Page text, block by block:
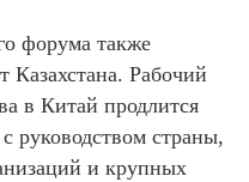
форума также
Казахстана. Рабочий
в Китай продлится
руководством страны,
и крупных